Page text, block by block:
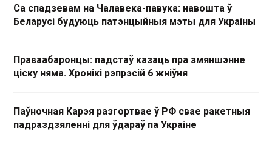
Са спадзевам на Чалавека-павука: навошта ў
Беларусі будуюць патэнцыйныя мэты для Украіны
Праваабаронцы: падстаў казаць пра змяншэнне
ціску няма. Хронікі рэпрэсій 6 жніўня
Паўночная Карэя разгортвае ў РФ свае ракетныя
падраздзяленні для ўдараў па Украіне